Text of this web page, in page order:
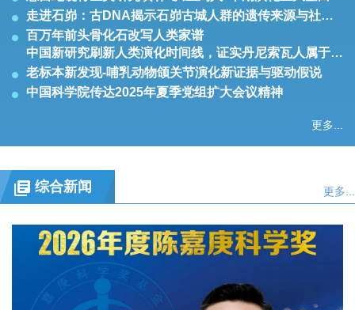
走进石峁：古DNA揭示石峁古城人群的遗传来源与社会结构
百万年前头骨化石改写人类家谱
中国新研究刷新人类演化时间线，证实丹尼索瓦人属于龙人支系
老标本新发现-哺乳动物颌关节演化新证据与驱动假说
中国科学院传达2025年夏季党组扩大会议精神
更多...
综合新闻 更多...